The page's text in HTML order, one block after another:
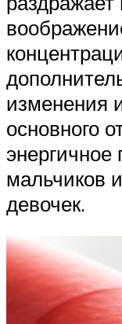
изменения
основного
энергичное
мальчиков
девочек.